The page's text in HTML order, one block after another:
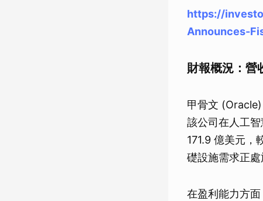
https://
Announces-
財報概況：營
甲骨文
該公司在人工
171.9 億美元，
礎設施需求正處
在盈利能力方